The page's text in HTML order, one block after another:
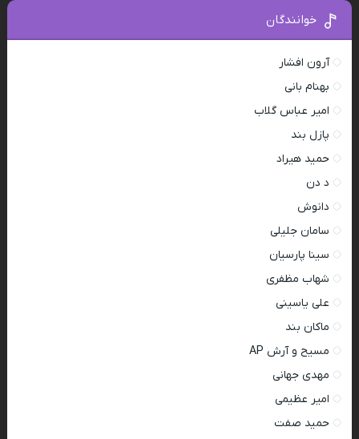
خوانندگان
آرون افشار
بهنام بانی
امیر عباس گلاب
پازل بند
حمید هیراد
د دن
دانوش
سامان جلیلی
سینا پارسیان
شهاب مظفری
علی یاسینی
ماکان بند
مسیح و آرش AP
مهدی جهانی
امیر عظیمی
حمید صفت